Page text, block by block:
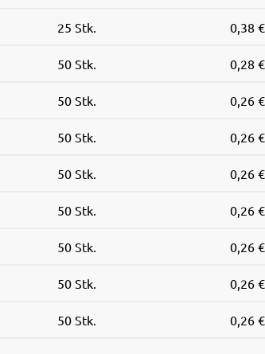
25 Stk. 0,38 €
50 Stk. 0,28 €
50 Stk. 0,26 €
50 Stk. 0,26 €
50 Stk. 0,26 €
50 Stk. 0,26 €
50 Stk. 0,26 €
50 Stk. 0,26 €
50 Stk. 0,26 €